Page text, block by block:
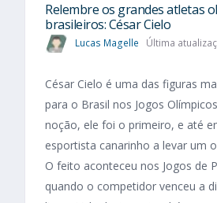
Relembre os grandes atletas
brasileiros: César Cielo
Lucas Magelle Última
César Cielo é uma das figuras
para o Brasil nos Jogos
noção, ele foi o primeiro, e até
esportista canarinho a levar um
O feito aconteceu nos Jogos de
quando o competidor venceu a